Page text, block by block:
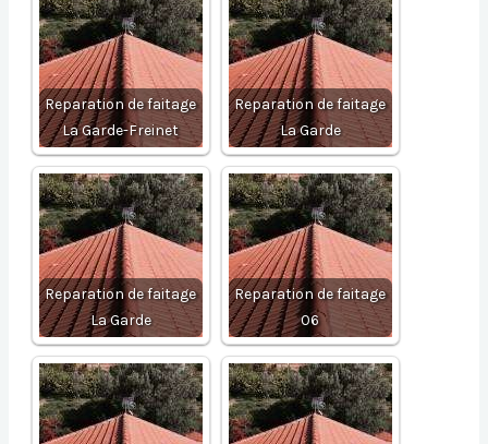
Reparation de faitage
La Garde-Freinet
Reparation de faitage
La Garde
Reparation de faitage
La Garde
Reparation de faitage
06